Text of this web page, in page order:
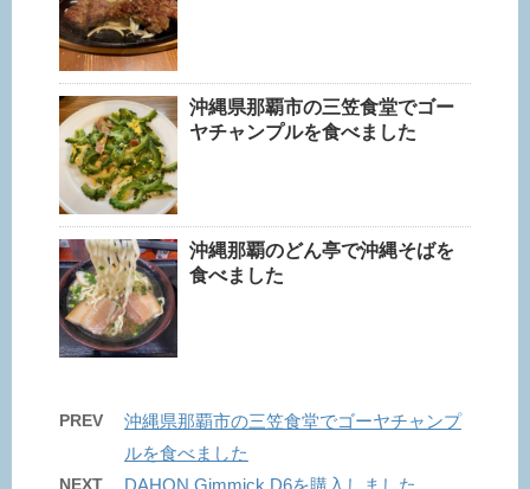
沖縄県那覇市の三笠食堂でゴー
ヤチャンプルを食べました
沖縄那覇のどん亭で沖縄そばを
食べました
PREV
沖縄県那覇市の三笠食堂でゴーヤチャンプ
ルを食べました
NEXT DAHON Gimmick D6を購入しました